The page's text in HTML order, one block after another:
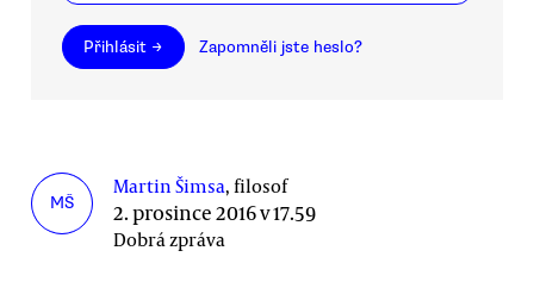
Přihlásit → Zapomněli jste heslo?
MŠ
Martin Šimsa, filosof
2. prosince 2016 v 17.59
Dobrá zpráva